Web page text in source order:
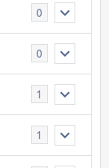
0
0
1
1